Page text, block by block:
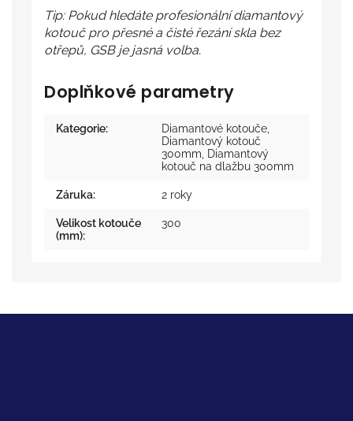
Tip: Pokud hledáte profesionální diamantový
kotouč pro přesné a čisté řezání skla bez
otřepů, GSB je jasná volba.
Doplňkové parametry
Kategorie: Diamantové kotouče
Diamantový kotouč
300mm
Diamantový
kotouč na dlažbu 300mm
Záruka: 2 roky
Velikost kotouče
(mm):
300